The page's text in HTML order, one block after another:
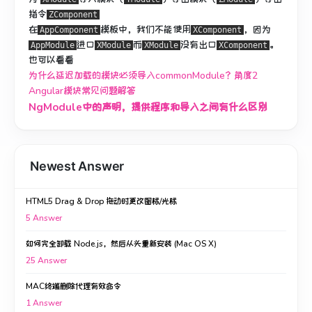
指令 ZComponent
在 AppComponent 模板中，我们不能使用 XComponent ，因为
AppModule 进口 XModule 而 XModule 没有出口 XComponent 。
也可以看看
为什么延迟加载的模块必须导入commonModule？ 角度2
Angular模块常见问题解答
NgModule中的声明，提供程序和导入之间有什么区别
Newest Answer
HTML5 Drag & Drop 拖动时更改图标/光标
5 Answer
如何完全卸载 Node.js，然后从头重新安装 (Mac OS X)
25 Answer
MAC终端删除代理有效命令
1Answer